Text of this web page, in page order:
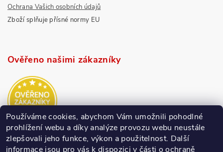
Ochrana Vašich osobních údajů
Zboží splňuje přísné normy EU
Ověřeno našimi zákazníky
Používáme cookies, abychom Vám umožnili pohodlné
prohlížení webu a díky analýze provozu webu neustále
zlepšovali jeho funkce, výkon a použitelnost. Další
informace jsou pro vás k dispozici v části o ochraně